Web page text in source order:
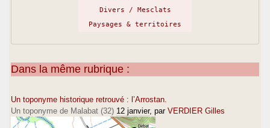
Divers / Mesclats
Paysages & territoires
Dans la même rubrique :
Un toponyme historique retrouvé : l’Arrostan.
Un toponyme de Malabat (32) 12 janvier, par VERDIER Gilles